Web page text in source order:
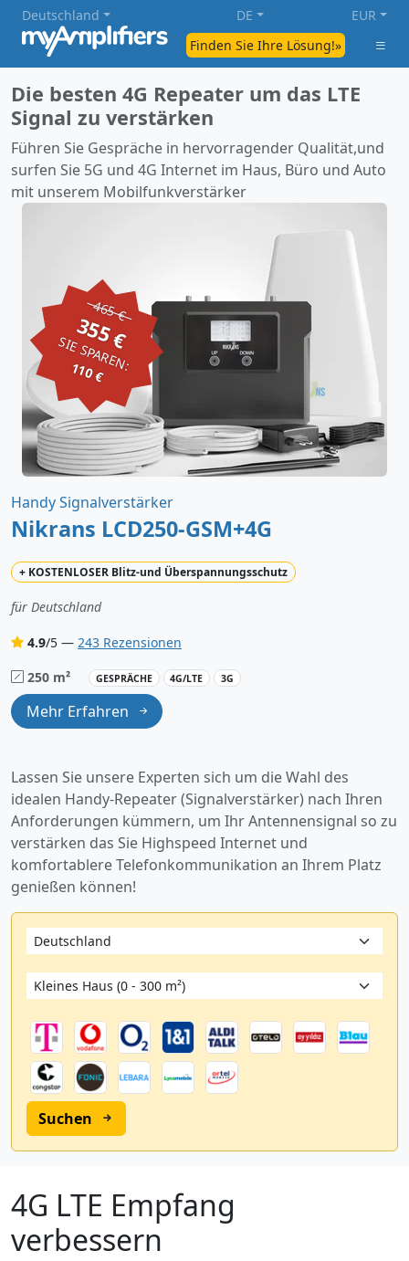
Finden Sie Ihre Lösung!»
Deutschland DE EUR
Die besten 4G Repeater um das LTE
Signal zu verstärken
Führen Sie Gespräche in hervorragender Qualität,und
surfen Sie 5G und 4G Internet im Haus, Büro und Auto
mit unserem Mobilfunkverstärker
Handy Signalverstärker
Nikrans LCD250-GSM+4G
+ KOSTENLOSERBlitz-und Überspannungsschutz
für Deutschland
4.9/5 — 243 Rezensionen
250 m²
GESPRÄCHE 4G/LTE 3G
Mehr Erfahren
465 €
355 €
SIE SPAREN:
110 €
Lassen Sie unsere Experten sich um die Wahl des
idealen Handy-Repeater (Signalverstärker) nach Ihren
Anforderungen kümmern, um Ihr Antennensignal so zu
verstärken das Sie Highspeed Internet und
komfortablere Telefonkommunikation an Ihrem Platz
genießen können!
Suchen
4G LTE Empfang
verbessern